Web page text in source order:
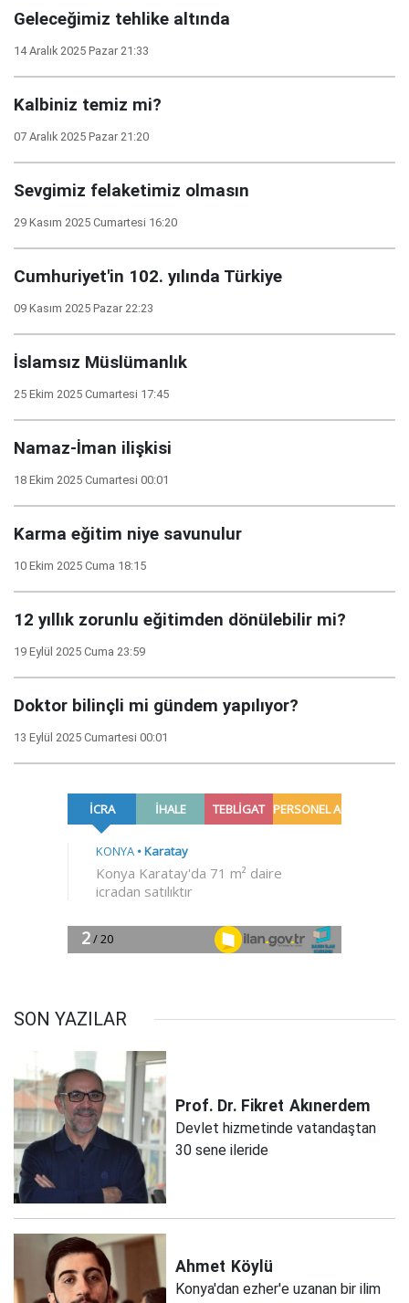
Geleceğimiz tehlike altında
14 Aralık 2025 Pazar 21:33
Kalbiniz temiz mi?
07 Aralık 2025 Pazar 21:20
Sevgimiz felaketimiz olmasın
29 Kasım 2025 Cumartesi 16:20
Cumhuriyet'in 102. yılında Türkiye
09 Kasım 2025 Pazar 22:23
İslamsız Müslümanlık
25 Ekim 2025 Cumartesi 17:45
Namaz-İman ilişkisi
18 Ekim 2025 Cumartesi 00:01
Karma eğitim niye savunulur
10 Ekim 2025 Cuma 18:15
12 yıllık zorunlu eğitimden dönülebilir mi?
19 Eylül 2025 Cuma 23:59
Doktor bilinçli mi gündem yapılıyor?
13 Eylül 2025 Cumartesi 00:01
SON YAZILAR
Prof. Dr. Fikret Akınerdem
Devlet hizmetinde vatandaştan
30 sene ileride
Ahmet Köylü
Konya'dan ezher'e uzanan bir ilim